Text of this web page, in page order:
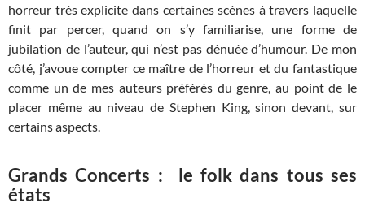
horreur très explicite dans certaines scènes à travers laquelle
finit par percer, quand on s’y familiarise, une forme de
jubilation de l’auteur, qui n’est pas dénuée d’humour. De mon
côté, j’avoue compter ce maître de l’horreur et du fantastique
comme un de mes auteurs préférés du genre, au point de le
placer même au niveau de Stephen King, sinon devant, sur
certains aspects.
Grands Concerts : le folk dans tous ses
états